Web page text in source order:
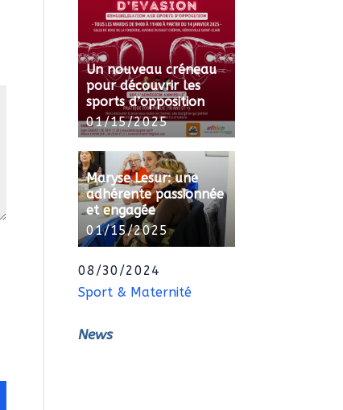
Un nouveau créneau
pour découvrir les
sports d’opposition
01/15/2025
Maryse Lesur: une
adhérente passionnée
et engagée
01/15/2025
08/30/2024
Sport & Maternité
News